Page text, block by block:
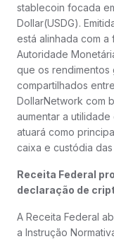
stablecoin focada
Dollar(USDG).
está alinhada com a
Autoridade
que os rendimentos
compartilhados
DollarNetwork com
aumentar a
atuará como
caixa e custódia
Receita Federal
declaração de
A Receita Federal
a Instrução